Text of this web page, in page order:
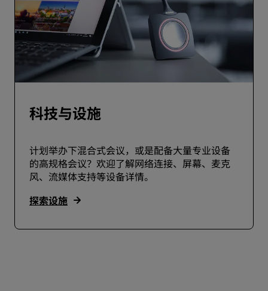
科技与设施
计划举办下混合式会议，或是配备大量专业设备
的高规格会议？欢迎了解网络连接、屏幕、麦克
风、流媒体支持等设备详情。
探索设施